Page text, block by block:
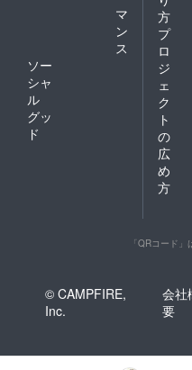
マ
ン
ス
ソー
シャ
ル
グッ
ド
方
プ
ロ
ジ
ェ
ク
ト
の
広
め
方
「QRコード
© CAMPFIRE,
Inc.
会社
要